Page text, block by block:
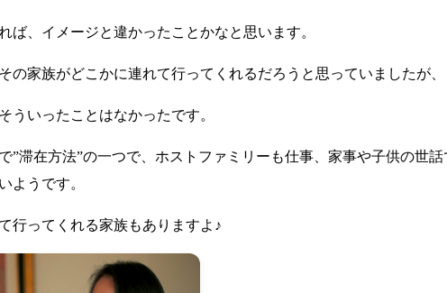
ば、イメージと違かったことかなと思います。
の家族がどこかに連れて行ってくれるだろうと思っていましたが、
ういったことはなかったです。
”滞在方法”の一つで、ホストファミリーも仕事、家事や子供の世
ようです。
行ってくれる家族もありますよ♪